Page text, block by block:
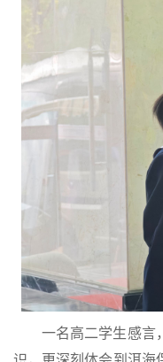
一名高二学生感言